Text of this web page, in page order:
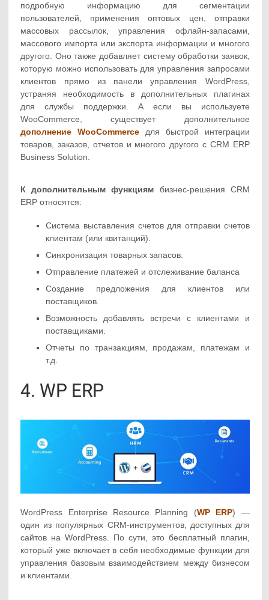
подробную информацию для сегментации
пользователей, применения оптовых цен, отправки
массовых рассылок, управления офлайн-запасами,
массового импорта или экспорта информации и многого
другого. Оно также добавляет систему обработки заявок,
которую можно использовать для управления запросами
клиентов прямо из панели управления WordPress,
устраняя необходимость в дополнительных плагинах
для службы поддержки. А если вы используете
WooCommerce, существует дополнительное
дополнение WooCommerce для быстрой интеграции
товаров, заказов, отчетов и многого другого с CRM ERP
Business Solution.
К дополнительным функциям бизнес-решения CRM
ERP относятся:
Система выставления счетов для отправки счетов
клиентам (или квитанций).
Синхронизация товарных запасов.
Отправление платежей и отслеживание баланса
Создание предложения для клиентов или
поставщиков.
Возможность добавлять встречи с клиентами и
поставщиками.
Отчеты по транзакциям, продажам, платежам и
т.д.
4. WP ERP
WordPress Enterprise Resource Planning (WP ERP) —
один из популярных CRM-инструментов, доступных для
сайтов на WordPress. По сути, это бесплатный плагин,
который уже включает в себя необходимые функции для
управления базовым взаимодействием между бизнесом
и клиентами.